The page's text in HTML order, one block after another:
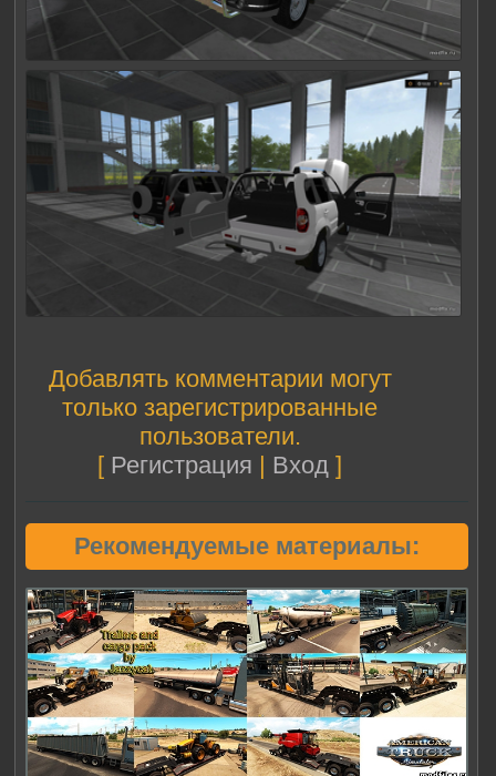
Добавлять комментарии могут
только зарегистрированные
пользователи.
[ Регистрация | Вход ]
Рекомендуемые материалы: